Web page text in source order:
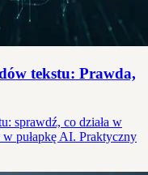
tekstu: Prawda,
sprawdź, co działa w
w pułapkę AI. Praktyczny